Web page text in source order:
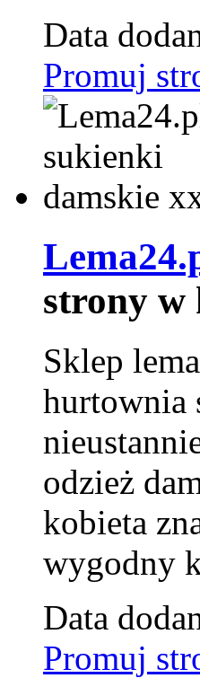
Data
Promuj
strony w
Sklep
hurtownia
odzież
kobieta
wygodny
Data
Promuj